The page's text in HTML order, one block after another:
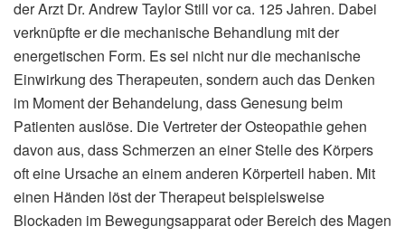
der Arzt Dr. Andrew Taylor Still vor ca. 125 Jahren. Dabei
verknüpfte er die mechanische Behandlung mit der
energetischen Form. Es sei nicht nur die mechanische
Einwirkung des Therapeuten, sondern auch das Denken
im Moment der Behandelung, dass Genesung beim
Patienten auslöse. Die Vertreter der Osteopathie gehen
davon aus, dass Schmerzen an einer Stelle des Körpers
oft eine Ursache an einem anderen Körperteil haben. Mit
einen Händen löst der Therapeut beispielsweise
Blockaden im Bewegungsapparat oder Bereich des Magen